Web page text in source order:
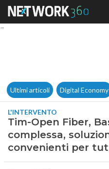
Ultimi articoli Digital Economy
L'INTERVENTO
Tim-Open Fiber,
complessa,
convenienti per